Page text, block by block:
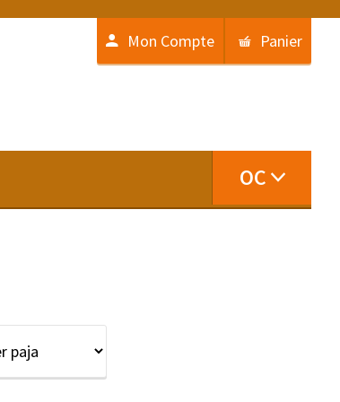
Mon Compte Panier
OC